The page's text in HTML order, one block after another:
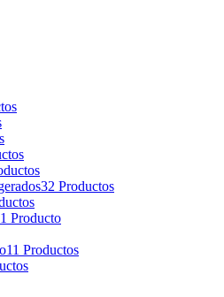
32 Productos
1 Producto
11 Productos